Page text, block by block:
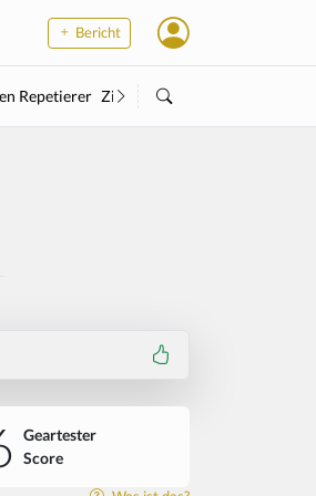
Bericht
Repetierer Zielstock
Geartester
Score